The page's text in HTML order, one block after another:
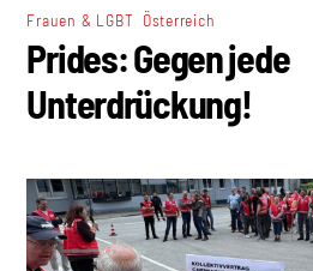
Frauen & LGBT Österreich
Prides: Gegen jede
Unterdrückung!